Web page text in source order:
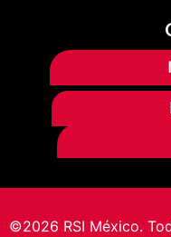
©2026 RSI México.